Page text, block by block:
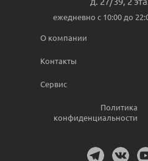
ежедневно c 10:00 до
О компании
Контакты
Сервис
Политика
конфиденциальности